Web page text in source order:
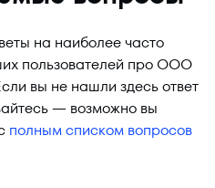
на наиболее часто
пользователей про ООО
вы не нашли здесь ответ
— возможно вы
полным списком вопросов